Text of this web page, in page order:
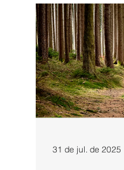
31 de jul. de 2025